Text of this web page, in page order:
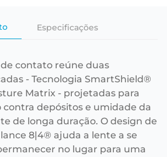
Especificações
contato reúne duas
- Tecnologia SmartShield®
Matrix - projetadas para
depósitos e umidade da
de longa duração. O design de
8|4® ajuda a lente a se
no lugar para uma